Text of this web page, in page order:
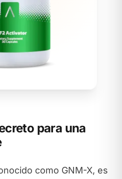
para una
como GNM-X, es